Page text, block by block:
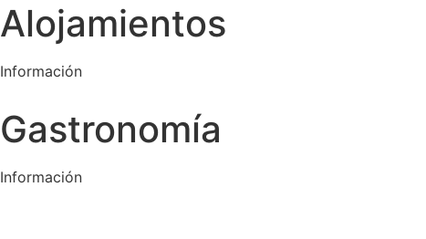
Alojamientos
Información
Gastronomía
Información